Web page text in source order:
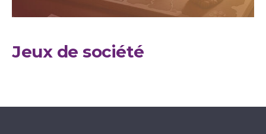
Jeux de société